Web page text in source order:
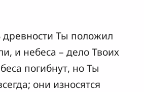
древности Ты положил
и небеса – дело Твоих
погибнут, но Ты
они износятся